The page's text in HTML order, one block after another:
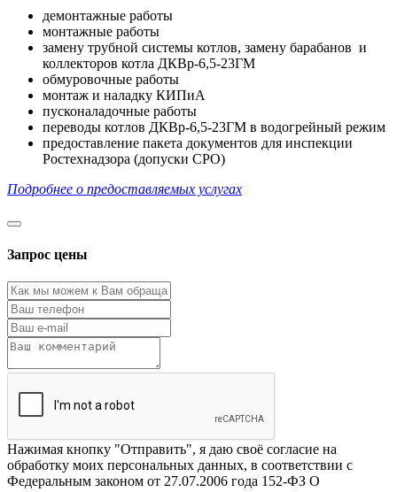
демонтажные работы
монтажные работы
замену трубной системы котлов, замену барабанов и
коллекторов котла ДКВр-6,5-23ГМ
обмуровочные работы
монтаж и наладку КИПиА
пусконаладочные работы
переводы котлов ДКВр-6,5-23ГМ в водогрейный режим
предоставление пакета документов для инспекции
Ростехнадзора (допуски СРО)
Подробнее о предоставляемых услугах
Запрос цены
Нажимая кнопку "Отправить", я даю своё согласие на
обработку моих персональных данных, в соответствии с
Федеральным законом от 27.07.2006 года 152-ФЗ О